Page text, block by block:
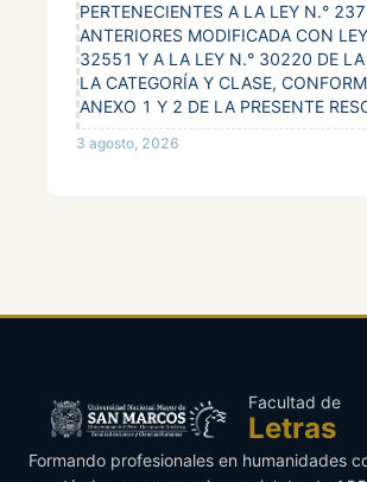
PERTENECIENTES A LA LEY N.°
ANTERIORES MODIFICADA CON
32551 Y A LA LEY N.° 30220 DE LA
LA CATEGORÍA Y CLASE,
ANEXO 1 Y 2 DE LA PRESENTE
3 agosto, 2026
Facultad de
Letras
Formando profesionales en humanidades